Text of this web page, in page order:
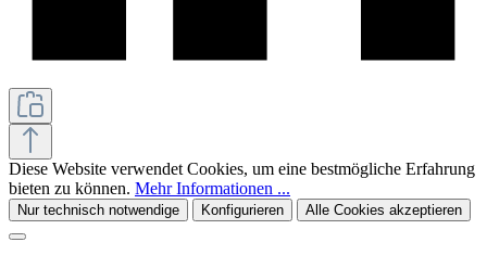
Diese Website verwendet Cookies, um eine bestmögliche Erfahrung
bieten zu können. Mehr Informationen ...
Nur technisch notwendige Konfigurieren Alle Cookies akzeptieren